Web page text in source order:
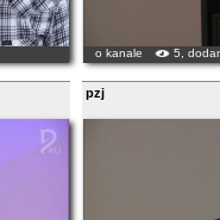
o kanale 5,
pzj